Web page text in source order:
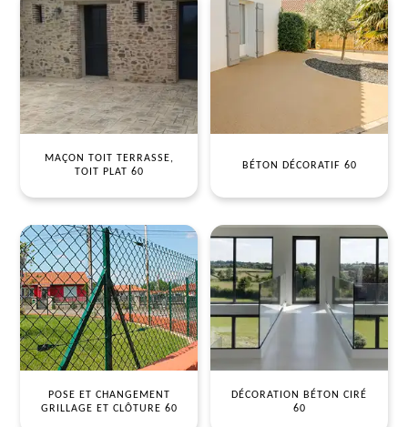
MAÇON TOIT TERRASSE,
TOIT PLAT 60
BÉTON DÉCORATIF 60
POSE ET CHANGEMENT
GRILLAGE ET CLÔTURE 60
DÉCORATION BÉTON CIRÉ
60